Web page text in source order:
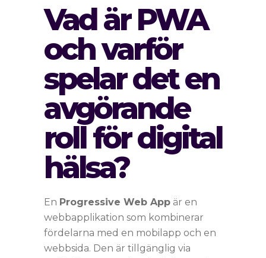
Vad är PWA
och varför
spelar det en
avgörande
roll för digital
hälsa?
En Progressive Web App är en
webbapplikation som kombinerar
fördelarna med en mobilapp och en
webbsida. Den är tillgänglig via